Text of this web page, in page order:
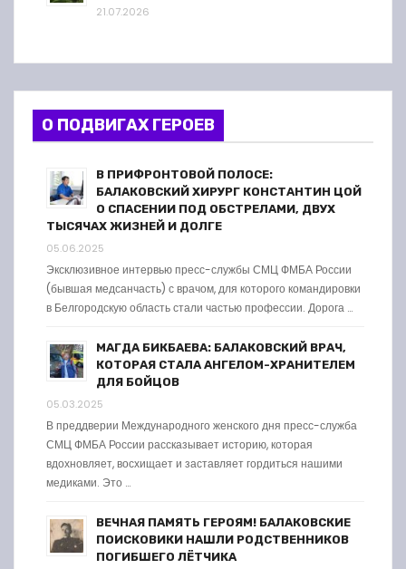
21.07.2026
О ПОДВИГАХ ГЕРОЕВ
В ПРИФРОНТОВОЙ ПОЛОСЕ:
БАЛАКОВСКИЙ ХИРУРГ КОНСТАНТИН ЦОЙ
О СПАСЕНИИ ПОД ОБСТРЕЛАМИ, ДВУХ
ТЫСЯЧАХ ЖИЗНЕЙ И ДОЛГЕ
05.06.2025
Эксклюзивное интервью пресс-службы СМЦ ФМБА России
(бывшая медсанчасть) с врачом, для которого командировки
в Белгородскую область стали частью профессии. Дорога …
МАГДА БИКБАЕВА: БАЛАКОВСКИЙ ВРАЧ,
КОТОРАЯ СТАЛА АНГЕЛОМ-ХРАНИТЕЛЕМ
ДЛЯ БОЙЦОВ
05.03.2025
В преддверии Международного женского дня пресс-служба
СМЦ ФМБА России рассказывает историю, которая
вдохновляет, восхищает и заставляет гордиться нашими
медиками. Это …
ВЕЧНАЯ ПАМЯТЬ ГЕРОЯМ! БАЛАКОВСКИЕ
ПОИСКОВИКИ НАШЛИ РОДСТВЕННИКОВ
ПОГИБШЕГО ЛЁТЧИКА